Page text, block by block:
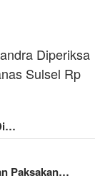
Paksakan…